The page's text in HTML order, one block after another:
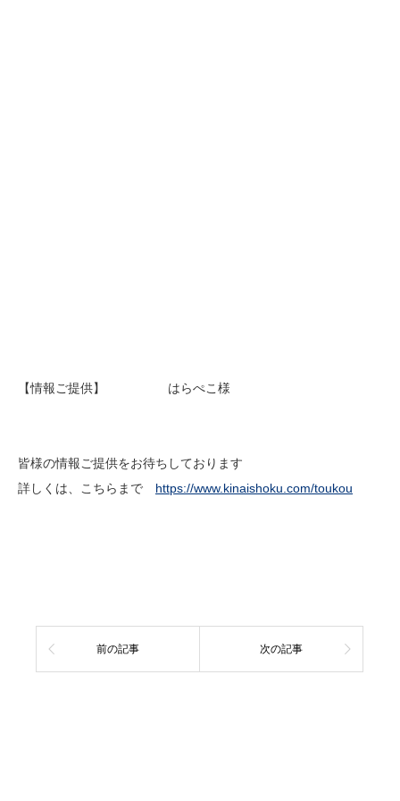
【情報ご提供】 はらぺこ様
皆様の情報ご提供をお待ちしております
詳しくは、こちらまで https://www.kinaishoku.com/toukou
前の記事 次の記事